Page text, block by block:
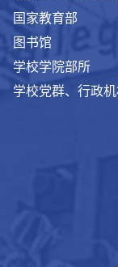
国家教育部
图书馆
学校学院部所
学校党群、行政